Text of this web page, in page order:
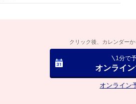
クリック後、カレンダー
1分で
オンライ
オンライン